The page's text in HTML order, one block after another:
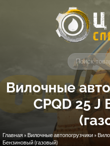
Перейти к основному
Сервис
Вилочные
CPQD 25
Вы здесь
Главная » Вилочные автопогрузчики »
Бензиновый (газовый)